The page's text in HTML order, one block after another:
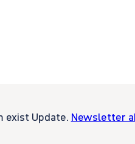
exist Update. Newsletter